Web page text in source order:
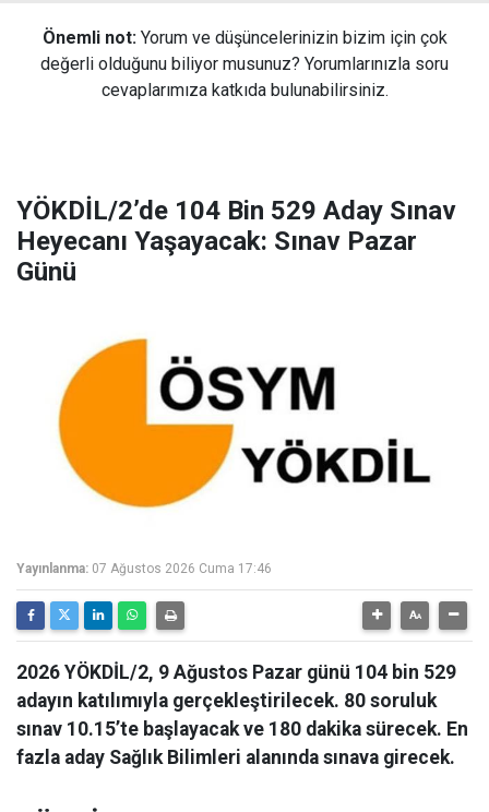
Önemli not: Yorum ve düşüncelerinizin bizim için çok
değerli olduğunu biliyor musunuz? Yorumlarınızla soru
cevaplarımıza katkıda bulunabilirsiniz.
YÖKDİL/2’de 104 Bin 529 Aday Sınav
Heyecanı Yaşayacak: Sınav Pazar
Günü
Yayınlanma: 07 Ağustos 2026 Cuma 17:46
2026 YÖKDİL/2, 9 Ağustos Pazar günü 104 bin 529
adayın katılımıyla gerçekleştirilecek. 80 soruluk
sınav 10.15’te başlayacak ve 180 dakika sürecek. En
fazla aday Sağlık Bilimleri alanında sınava girecek.